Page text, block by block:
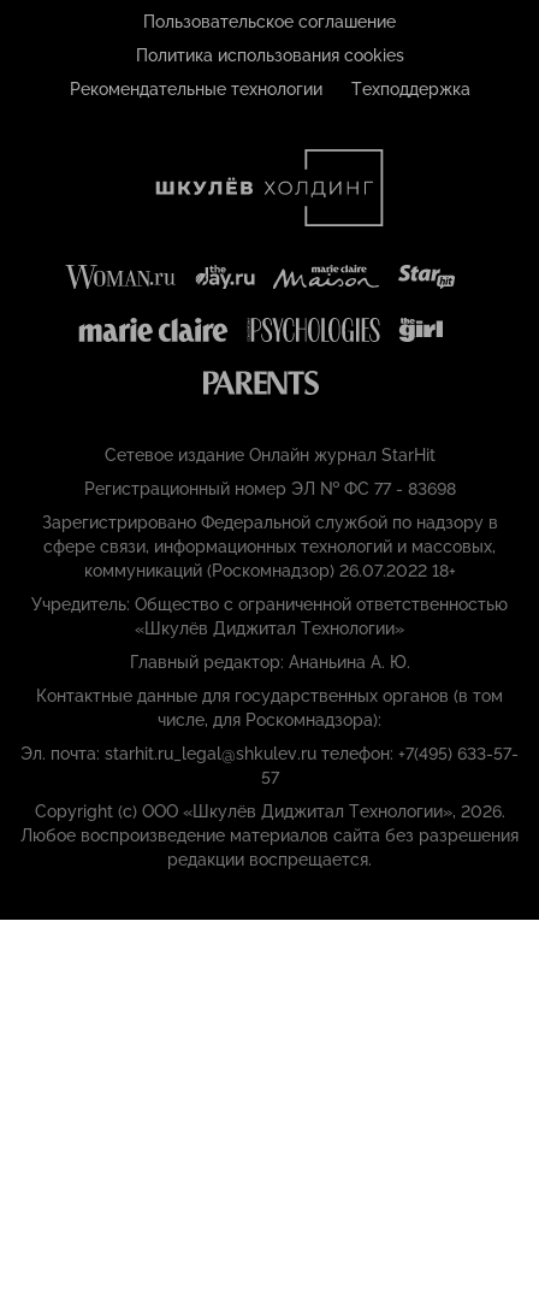
Пользовательское соглашение
Политика использования cookies
Рекомендательные технологии
Техподдержка
Сетевое издание Онлайн журнал StarHit
Регистрационный номер ЭЛ № ФС 77 - 83698
Зарегистрировано Федеральной службой по надзору в
сфере связи, информационных технологий и массовых,
коммуникаций (Роскомнадзор) 26.07.2022 18+
Учредитель: Общество с ограниченной ответственностью
«Шкулёв Диджитал Технологии»
Главный редактор: Ананьина А. Ю.
Контактные данные для государственных органов (в том
числе, для Роскомнадзора):
Эл. почта: starhit.ru_legal@shkulev.ru телефон: +7(495) 633-57-
57
Copyright (с) ООО «Шкулёв Диджитал Технологии», 2026.
Любое воспроизведение материалов сайта без разрешения
редакции воспрещается.